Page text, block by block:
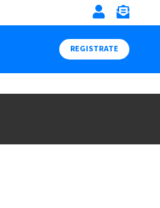
REGISTRATE